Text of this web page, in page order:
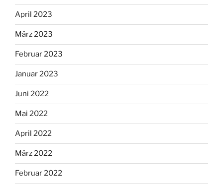
April 2023
März 2023
Februar 2023
Januar 2023
Juni 2022
Mai 2022
April 2022
März 2022
Februar 2022